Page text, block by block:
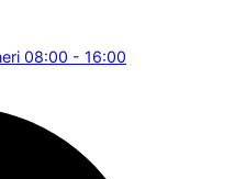
08:00 - 16:00